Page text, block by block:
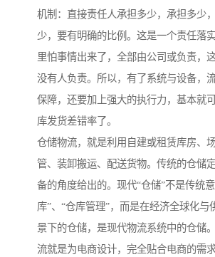
机制：直接责任人承担多少，承担多少
少，要有明确的比例。这是一个责任落
里怕事情出来了，全部由公司或负责，
没有人负责。所以，有了系统与设备，
保障，还要加上强大的执行力，基本就
库发货差错率了。
仓储物流，就是利用自建或租赁库房、
管、装卸搬运、配送货物。传统的仓储
备的角度给出的。现代“仓储”不是传统
库”、“仓库管理”，而是在经济全球化与
景下的仓储，是现代物流系统中的仓储
流就是为电商设计，完全贴合电商的需